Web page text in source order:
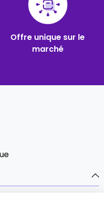
Offre unique sur le
marché
